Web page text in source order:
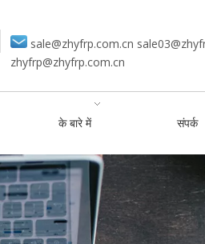
sale@zhyfrp.com.cn
zhyfrp@zhyfrp.com.cn
के बारे में संपर्क